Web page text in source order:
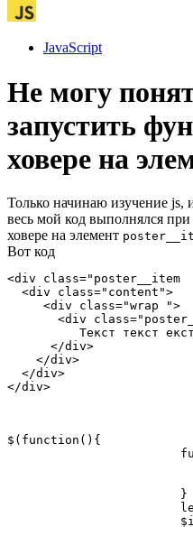
JavaScript
Не могу
запустить
ховере на
Только начинаю изучение js,
весь мой код выполнялся при
ховере на элемент
Вот код
<div class="poster__item
  <div class="content">
     <div class="wrap ">
<div
Текст текст
      </div>
    </div>
  </div>
</div>
$(function(){